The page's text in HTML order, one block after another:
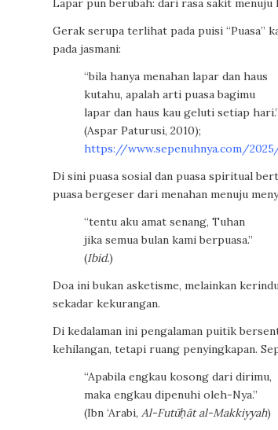
Lapar pun berubah: dari rasa sakit
Gerak serupa terlihat pada puisi “Puasa”
pada jasmani:
“bila hanya menahan lapar dan haus
kutahu, apalah arti puasa bagimu
lapar dan haus kau geluti setiap hari.”
(Aspar Paturusi, 2010);
https://www.sepenuhnya.com/
Di sini puasa sosial dan puasa spiritual
puasa bergeser dari menahan menuju
“tentu aku amat senang, Tuhan
jika semua bulan kami berpuasa.”
(Ibid.)
Doa ini bukan asketisme, melainkan
sekadar kekurangan.
Di kedalaman ini pengalaman puitik
kehilangan, tetapi ruang penyingkapan.
“Apabila engkau kosong dari dirimu,
maka engkau dipenuhi oleh-Nya.”
(Ibn ‘Arabi, Al-Futūḥāt al-Makkiyyah)